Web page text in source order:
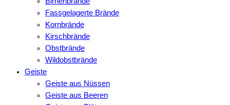
Fassgelagerte Brände
Kornbrände
Kirschbrände
Obstbrände
Wildobstbrände
Geiste
Geiste aus Nüssen
Geiste aus Beeren